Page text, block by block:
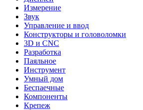
Измерение
Звук
Управление и ввод
Конструкторы и головоломки
3D и CNC
Разработка
Паяльное
Инструмент
Умный дом
Беспаечные
Компоненты
Крепеж